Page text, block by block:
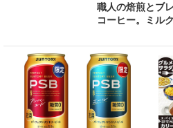
職人の焙煎とブ
コーヒー。ミル